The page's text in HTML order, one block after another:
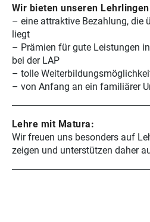
Wir bieten unseren
– eine attraktive Bezahlung, die
liegt
– Prämien für gute Leistungen
bei der LAP
– tolle
– von Anfang an ein familiärer
Lehre mit Matura:
Wir freuen uns besonders auf
zeigen und unterstützen daher